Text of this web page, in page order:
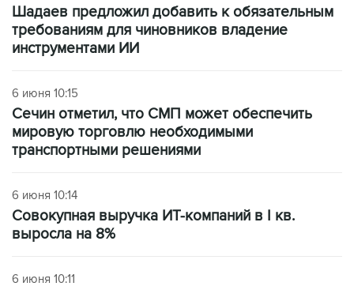
Шадаев предложил добавить к обязательным
требованиям для чиновников владение
инструментами ИИ
6 июня 10:15
Сечин отметил, что СМП может обеспечить
мировую торговлю необходимыми
транспортными решениями
6 июня 10:14
Совокупная выручка ИТ-компаний в I кв.
выросла на 8%
6 июня 10:11